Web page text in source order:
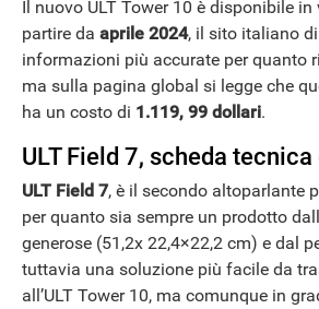
Il nuovo ULT Tower 10 è disponibile in
partire da aprile 2024, il sito italiano
informazioni più accurate per quanto
ma sulla pagina global si legge che
ha un costo di 1.119, 99 dollari.
ULT Field 7, scheda
ULT Field 7, è il secondo altoparlante
per quanto sia sempre un prodotto
generose (51,2x 22,4×22,2 cm) e dal
tuttavia una soluzione più facile da
all’ULT Tower 10, ma comunque in